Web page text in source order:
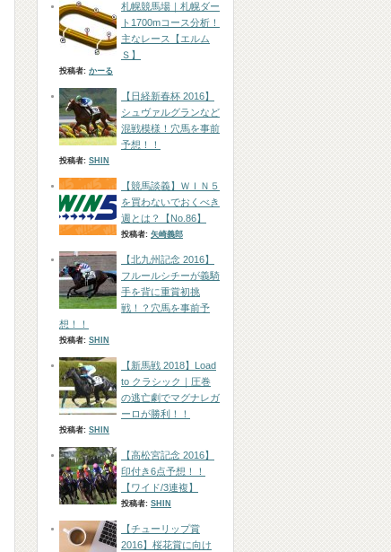
札幌競馬場｜札幌ダー
ト1700mコース分析！
主なレース【エルム
Ｓ】
投稿者: かーる
【日経新春杯 2016】
シュヴァルグランなど
混戦模様！穴馬を事前
予想！！
投稿者: SHIN
【競馬談義】ＷＩＮ５
を買わないでおくべき
週とは？【No.86】
投稿者: 矢崎義郎
【北九州記念 2016】
フルールシチーが義騎
手を背に重賞初挑
戦！？穴馬を事前予
想！！
投稿者: SHIN
【新馬戦 2018】Load
to クラシック｜圧巻
の逃亡劇でマグナレガ
ーロが勝利！！
投稿者: SHIN
【高松宮記念 2016】
印付き6点予想！！
【ワイド/3連複】
投稿者: SHIN
【チューリップ賞
2016】桜花賞に向け